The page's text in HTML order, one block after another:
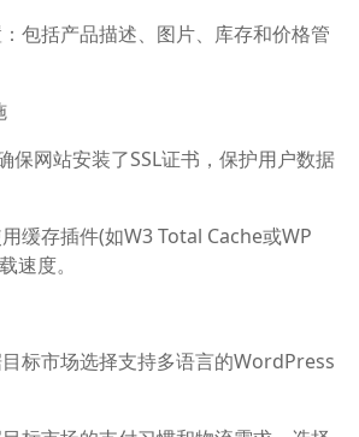
包括产品描述、图片、库存和价格管
保网站安装了SSL证书，保护用户数据
缓存插件(如W3 Total Cache或WP
速度。
标市场选择支持多语言的WordPress